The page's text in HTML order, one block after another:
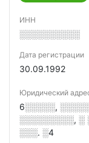
ИНН
░░░░░░░░░░
Дата регистрации
30.09.1992
Юридический
6░░░░░,
░░░░░░░░░, ░
░░░. ░4